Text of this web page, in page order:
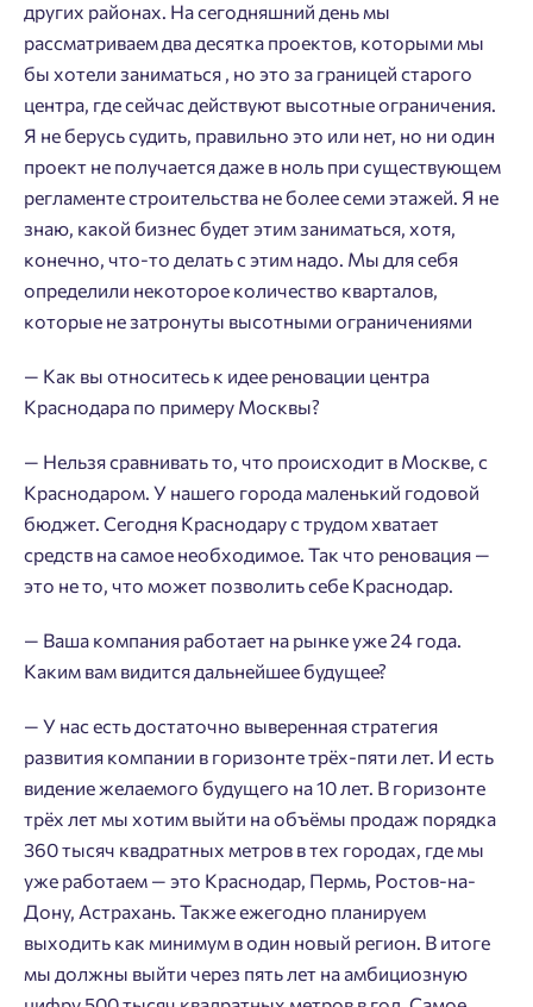
других районах. На сегодняшний день мы
рассматриваем два десятка проектов, которыми мы
бы хотели заниматься , но это за границей старого
центра, где сейчас действуют высотные ограничения.
Я не берусь судить, правильно это или нет, но ни один
проект не получается даже в ноль при существующем
регламенте строительства не более семи этажей. Я не
знаю, какой бизнес будет этим заниматься, хотя,
конечно, что-то делать с этим надо. Мы для себя
определили некоторое количество кварталов,
которые не затронуты высотными ограничениями
— Как вы относитесь к идее реновации центра
Краснодара по примеру Москвы?
— Нельзя сравнивать то, что происходит в Москве, с
Краснодаром. У нашего города маленький годовой
бюджет. Сегодня Краснодару с трудом хватает
средств на самое необходимое. Так что реновация —
это не то, что может позволить себе Краснодар.
— Ваша компания работает на рынке уже 24 года.
Каким вам видится дальнейшее будущее?
— У нас есть достаточно выверенная стратегия
развития компании в горизонте трёх-пяти лет. И есть
видение желаемого будущего на 10 лет. В горизонте
трёх лет мы хотим выйти на объёмы продаж порядка
360 тысяч квадратных метров в тех городах, где мы
уже работаем — это Краснодар, Пермь, Ростов-на-
Дону, Астрахань. Также ежегодно планируем
выходить как минимум в один новый регион. В итоге
мы должны выйти через пять лет на амбициозную
Подтвердить